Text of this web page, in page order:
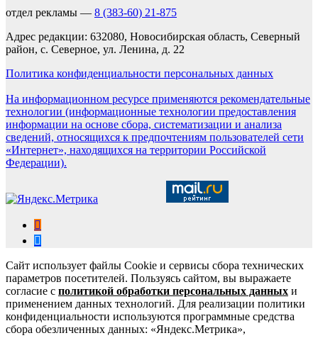
отдел рекламы — 8 (383-60) 21-875
Адрес редакции: 632080, Новосибирская область, Северный
район, с. Северное, ул. Ленина, д. 22
Политика конфиденциальности персональных данных
На информационном ресурсе применяются рекомендательные
технологии (информационные технологии предоставления
информации на основе сбора, систематизации и анализа
сведений, относящихся к предпочтениям пользователей сети
«Интернет», находящихся на территории Российской
Федерации).
Сайт использует файлы Cookie и сервисы сбора технических
параметров посетителей. Пользуясь сайтом, вы выражаете
согласие с политикой обработки персональных данных и
применением данных технологий. Для реализации политики
конфиденциальности используются программные средства
сбора обезличенных данных: «Яндекс.Метрика»,